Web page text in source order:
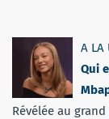
A LA
Qui
Révélée au